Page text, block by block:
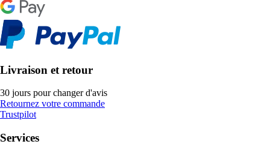
Livraison et retour
30 jours pour changer d'avis
Retournez votre commande
Trustpilot
Services